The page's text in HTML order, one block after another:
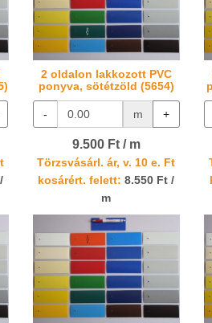
2 oldalon lakkozott PVC
ponyva, sötétzöld (5654)
- m +
9.500 Ft / m
Törzsvásárl. ár, v. 10 e. Ft
kosárért. felett: 8.550 Ft /
m